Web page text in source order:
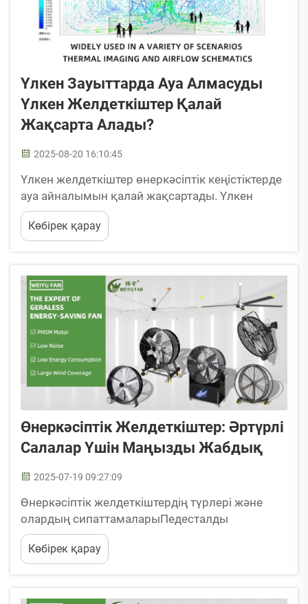
Үлкен Зауыттарда Ауа Алмасуды
Үлкен Желдеткіштер Қалай
Жақсарта Алады?
2025-08-20 16:10:45
Үлкен желдеткіштер өнеркәсіптік кеңістіктерде
ауа айналымын қалай жақсартады. Үлкен
көлемді ауа ағынындағы HVLS желдеткіштер
технологиясы мен оның атқаратын қызметі.
HVLS желдеткіштер - біз қоймалар мен
құрылғылар, олар әдеттегі желдеткіштерден
өзгеше жұмыс істейді. Олар салынған...
Көбірек қарау
Өнеркәсіптік Желдеткіштер: Әртүрлі
Салалар Үшін Маңызды Жабдық
2025-07-19 09:27:09
Өнеркәсіптік желдеткіштердің түрлері және
олардың сипаттамаларыПедесталды
желдеткіштер – бұл әртүрлі орындарда
қолдануға ыңғайлы, биіктігін реттеуге болатын
жобалармен сипатталатын бөлек тұратын
Көбірек қарау